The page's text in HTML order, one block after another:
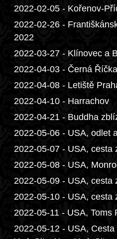
2022-02-05 - Kořenov-
2022-02-26 -
2022
2022-03-27 - Klínovec a
2022-04-03 - Černá Říčka
2022-04-08 - Letiště
2022-04-10 - Harrachov
2022-04-21 - Buddha
2022-05-06 - USA, odlet
2022-05-07 - USA, cesta
2022-05-08 - USA,
2022-05-09 - USA, cesta
2022-05-10 - USA, cesta
2022-05-11 - USA, Toms
2022-05-12 - USA,